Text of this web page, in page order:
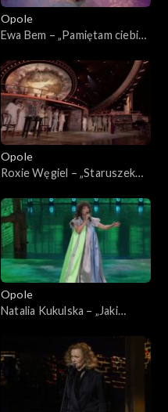
Opole
Ewa Bem – „Pamiętam ciebie
„Małe tęsknoty – koncert
pamięci Wojciecha
Trzcińskiego”
Opole
Roxie Węgiel – „Staruszek
tęsknoty – koncert pamięci
Wojciecha Trzcińskiego”
Opole
Natalia Kukulska – „Jaki
KFPP: „Małe tęsknoty –
koncert pamięci Wojciecha
Trzcińskiego”